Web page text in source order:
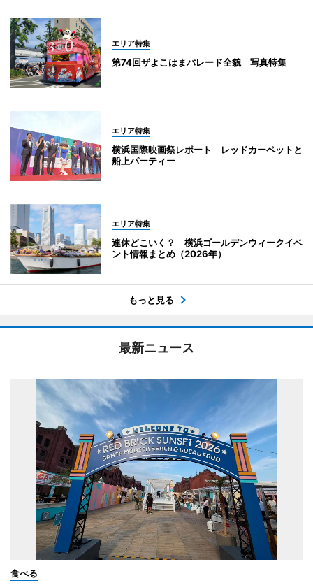
エリア特集
第74回ザよこはまパレード全貌 写真特集
エリア特集
横浜国際映画祭レポート レッドカーペットと
船上パーティー
エリア特集
連休どこいく？ 横浜ゴールデンウィークイベ
ント情報まとめ（2026年）
もっと見る
最新ニュース
食べる